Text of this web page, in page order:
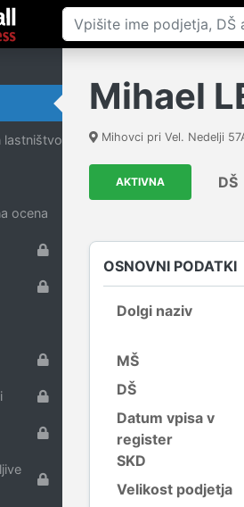
lastništvo
ocena
Mihael
Mihovci pri Vel. Nedelji
AKTIVNA DŠ
OSNOVNI PODATKI
Dolgi naziv
MŠ
DŠ
Datum vpisa v
register
SKD
Velikost podjetja